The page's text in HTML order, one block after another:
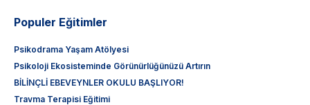
Populer Eğitimler
Psikodrama Yaşam Atölyesi
Psikoloji Ekosisteminde Görünürlüğünüzü Artırın
BİLİNÇLİ EBEVEYNLER OKULU BAŞLIYOR!
Travma Terapisi Eğitimi